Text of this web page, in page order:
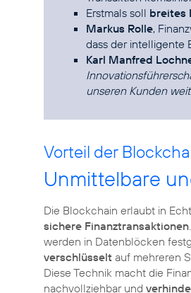
Erstmals soll breites
Markus Rolle,
dass der intelligente
Karl Manfred
unseren Kunden
Vorteil der
Unmittelbare
Die Blockchain erlaubt in
sichere Finanztransaktionen
werden in Datenblöcken
verschlüsselt auf mehreren
Diese Technik macht die
nachvollziehbar und